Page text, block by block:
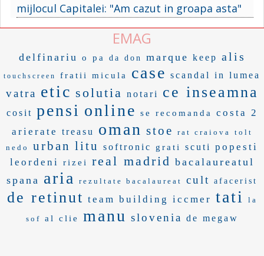
mijlocul Capitalei: "Am cazut in groapa asta"
EMAG
delfinariu o pa da don marque keep alis
touchscreen fratii micula case scandal in lumea
vatra etic solutia notari ce inseamna
cosit pensi online se recomanda
costa 2
arierate
treasu oman stoe rat craiova
tolt
nedo
urban litu softronic grati scuti
popesti
leordeni
rizei real madrid bacalaureatul
spana aria rezultate bacalaureat cult afacerist
de retinut team building iccmer tati la
sof al clie manu slovenia de megaw